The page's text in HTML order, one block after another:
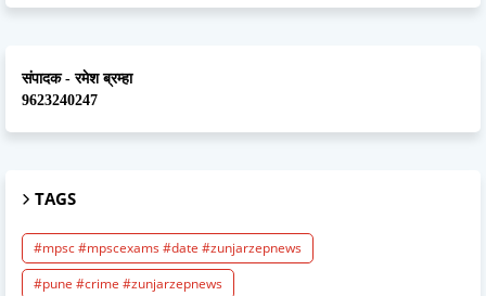
संपादक - रमेश ब्रम्हा
9623240247
TAGS
#mpsc #mpscexams #date #zunjarzepnews
#pune #crime #zunjarzepnews